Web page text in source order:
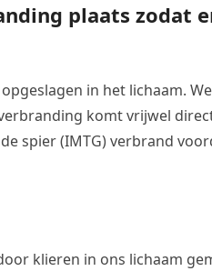
plaats zodat
in het lichaam.
komt vrijwel
spier (IMTG) verbrand
klieren in ons lichaam